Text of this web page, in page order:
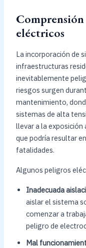
eléctricos
La incorporación de
infraestructuras
inevitablemente
riesgos surgen
mantenimiento,
sistemas de alta
llevar a la
que podría resultar
fatalidades.
Algunos peligros
Inadecuada
aislar el sistema
comenzar a
peligro de
Mal